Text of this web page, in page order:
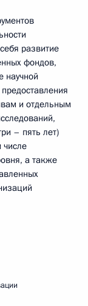
развитие
фондов,
научной
и отдельным
– пять лет)
числе
а также